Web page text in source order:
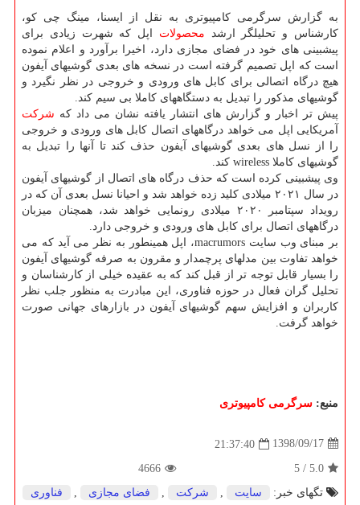
به گزارش سرگرمی كامپیوتری به نقل از ایسنا، مینگ چی كو،
كارشناس و تحلیلگر ارشد محصولات اپل كه شهرت زیادی برای
پیشبینی های خود در فضای مجازی دارد، اخیرا برآورد و اعلام نموده
است كه اپل تصمیم گرفته است در نسخه های بعدی گوشیهای آیفون
هیچ درگاه اتصالی برای كابل های ورودی و خروجی در نظر نگیرد و
گوشیهای مذكور را تبدیل به دستگاههای كاملا بی سیم كند.
پیش تر اخبار و گزارش های انتشار یافته نشان می داد كه شركت
آمریكایی اپل می خواهد درگاههای اتصال كابل های ورودی و خروجی
را از نسل های بعدی گوشیهای آیفون حذف كند تا آنها را تبدیل به
گوشیهای كاملا wireless كند.
وی پیشبینی كرده است كه حذف درگاه های اتصال از گوشیهای آیفون
در سال ۲۰۲۱ میلادی كلید زده خواهد شد و احیانا نسل بعدی آن كه در
رویداد سپتامبر ۲۰۲۰ میلادی رونمایی خواهد شد، همچنان میزبان
درگاههای اتصال برای كابل های ورودی و خروجی دارد.
بر مبنای وب سایت macrumors، اپل همینطور به نظر می آید كه می
خواهد تفاوت بین مدلهای پرچمدار و مقرون به صرفه گوشیهای آیفون
را بسیار قابل توجه تر از قبل كند كه به عقیده خیلی از كارشناسان و
تحلیل گران فعال در حوزه فناوری، این مبادرت به منظور جلب نظر
كاربران و افزایش سهم گوشیهای آیفون در بازارهای جهانی صورت
خواهد گرفت.
منبع: سرگرمی كامپیوتری
1398/09/17
21:37:40
5.0
/
5
4666
تگهای خبر:
سایت شركت فضای مجازی فناوری